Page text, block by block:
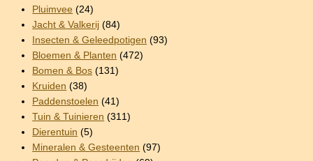
Pluimvee (24)
Jacht & Valkerij (84)
Insecten & Geleedpotigen (93)
Bloemen & Planten (472)
Bomen & Bos (131)
Kruiden (38)
Paddenstoelen (41)
Tuin & Tuinieren (311)
Dierentuin (5)
Mineralen & Gesteenten (97)